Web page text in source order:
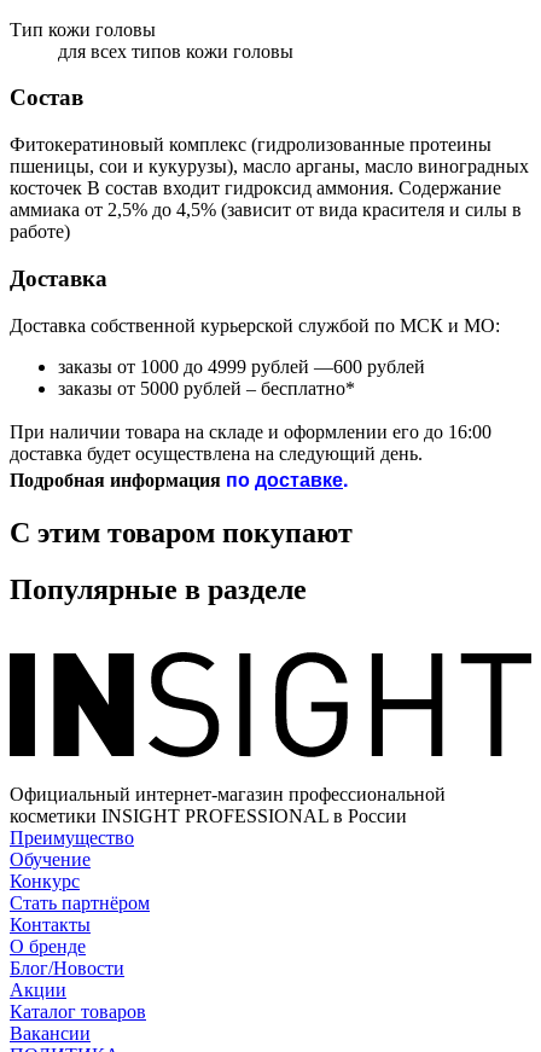
Тип кожи головы
для всех типов кожи головы
Состав
Фитокератиновый комплекс (гидролизованные протеины
пшеницы, сои и кукурузы), масло арганы, масло виноградных
косточек В состав входит гидроксид аммония. Содержание
аммиака от 2,5% до 4,5% (зависит от вида красителя и силы в
работе)
Доставка
Доставка собственной курьерской службой по МСК и МО:
заказы от 1000 до 4999 рублей —600 рублей
заказы от 5000 рублей – бесплатно*
При наличии товара на складе и оформлении его до 16:00
доставка будет осуществлена на следующий день.
Подробная информация подоставке.
С этим товаром покупают
Популярные в разделе
Официальный интернет-магазин профессиональной
косметики INSIGHT PROFESSIONAL в России
Преимущество
Обучение
Конкурс
Стать партнёром
Контакты
О бренде
Блог/Новости
Акции
Каталог товаров
Вакансии